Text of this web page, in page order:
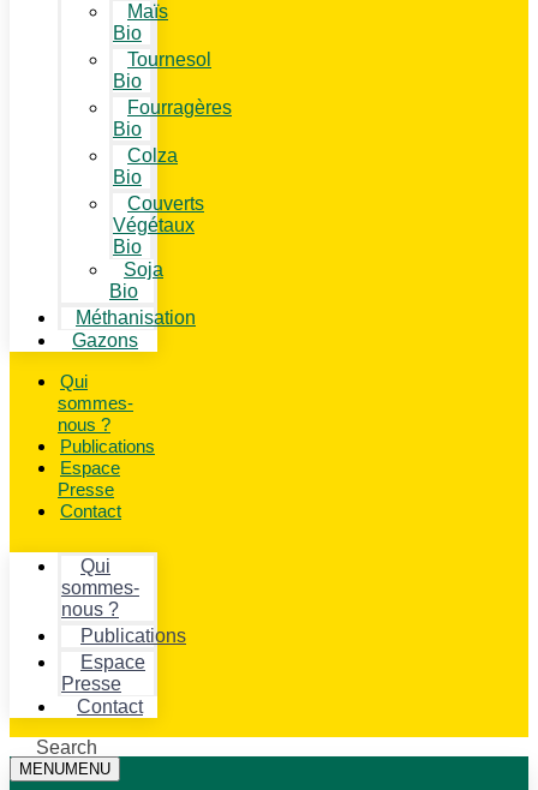
Maïs
Bio
Tournesol
Bio
Fourragères
Bio
Colza
Bio
Couverts
Végétaux
Bio
Soja
Bio
Méthanisation
Gazons
Qui
sommes-
nous ?
Publications
Espace
Presse
Contact
Qui
sommes-
nous ?
Publications
Espace
Presse
Contact
Search
MENUMENU